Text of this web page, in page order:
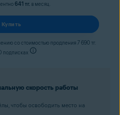
скорость работы
чтобы освободить место на
641 тг. в месяц.
Купить
со стоимостью продления 7 690 тг.
подписках